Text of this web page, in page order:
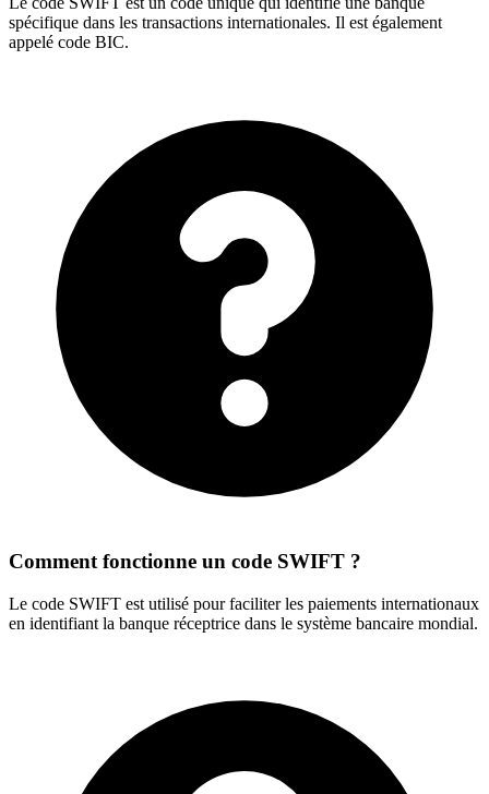
spécifique dans les transactions internationales. Il est également
appelé code BIC.
Comment fonctionne un code SWIFT ?
Le code SWIFT est utilisé pour faciliter les paiements internationaux
en identifiant la banque réceptrice dans le système bancaire mondial.